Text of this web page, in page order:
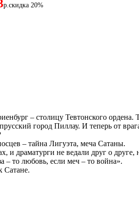
р.скидка 20%
– столицу Тевтонского
город Пиллау. И теперь от
– тайна Лигуэта, меча Сатаны.
и драматурги не ведали друг о
– то любовь, если меч – то война».
Сатане.